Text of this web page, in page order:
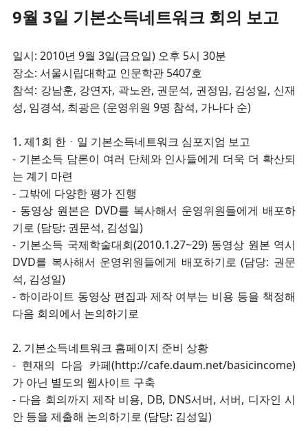
게
게
9월 3일 기본소득네트워크 회의 보고
일시: 2010년 9월 3일(금요일) 오후 5시 30분
장소: 서울시립대학교 인문학관 5407호
참석: 강남훈, 강연자, 곽노완, 권문석, 권정임, 김성일, 신재
성, 임경석, 최광은 (운영위원 9명 참석, 가나다 순)
1. 제1회 한ㆍ일 기본소득네트워크 심포지엄 보고
- 기본소득 담론이 여러 단체와 인사들에게 더욱 더 확산되
는 계기 마련
- 그밖에 다양한 평가 진행
- 동영상 원본은 DVD를 복사해서 운영위원들에게 배포하
기로 (담당: 권문석, 김성일)
- 기본소득 국제학술대회(2010.1.27~29) 동영상 원본 역시
DVD를 복사해서 운영위원들에게 배포하기로 (담당: 권문
석, 김성일)
- 하이라이트 동영상 편집과 제작 여부는 비용 등을 책정해
다음 회의에서 논의하기로
2. 기본소득네트워크 홈페이지 준비 상황
- 현재의 다음 카페(http://cafe.daum.net/basicincome)
가 아닌 별도의 웹사이트 구축
- 다음 회의까지 제작 비용, DB, DNS서버, 서버, 디자인 시
안 등을 제출해 논의하기로 (담당: 김성일)